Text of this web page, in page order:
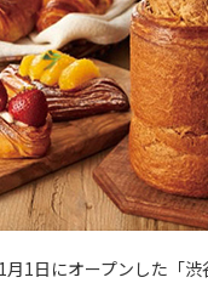
月1日にオープンした「